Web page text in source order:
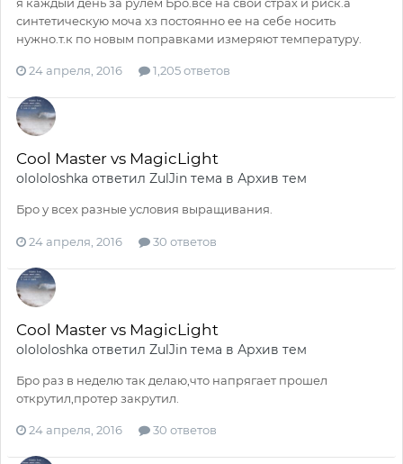
синтетическую моча хз постоянно ее на себе носить
нужно.т.к по новым поправками измеряют температуру.
24 апреля, 2016 1,205 ответов
Cool Master vs MagicLight
olololoshka ответил ZulJin тема в Архив тем
Бро у всех разные условия выращивания.
24 апреля, 2016 30 ответов
Cool Master vs MagicLight
olololoshka ответил ZulJin тема в Архив тем
Бро раз в неделю так делаю,что напрягает прошел
открутил,протер закрутил.
24 апреля, 2016 30 ответов